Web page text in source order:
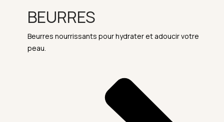
BEURRES
Beurres nourrissants pour hydrater et adoucir votre
peau.